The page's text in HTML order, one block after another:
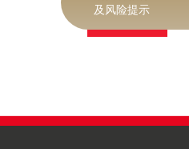
及风险提示